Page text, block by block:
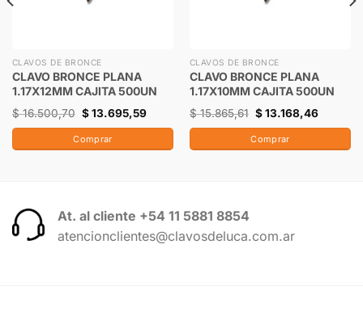
CLAVOS DE BRONCE
CLAVO BRONCE PLANA
1.17X12MM CAJITA 500UN
$16.500,70 $13.695,59
Comprar
CLAVOS DE BRONCE
CLAVO BRONCE PLANA
1.17X10MM CAJITA 500UN
$15.865,61 $13.168,46
Comprar
At. al cliente +54 11 5881 8854
atencionclientes@clavosdeluca.com.ar